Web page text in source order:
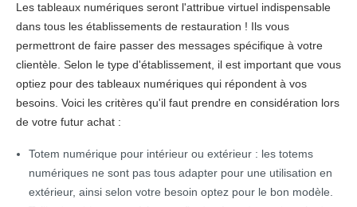
Les tableaux numériques seront l'attribue virtuel indispensable
dans tous les établissements de restauration ! Ils vous
permettront de faire passer des messages spécifique à votre
clientèle. Selon le type d'établissement, il est important que vous
optiez pour des tableaux numériques qui répondent à vos
besoins. Voici les critères qu'il faut prendre en considération lors
de votre futur achat :
Totem numérique pour intérieur ou extérieur : les totems
numériques ne sont pas tous adapter pour une utilisation en
extérieur, ainsi selon votre besoin optez pour le bon modèle.